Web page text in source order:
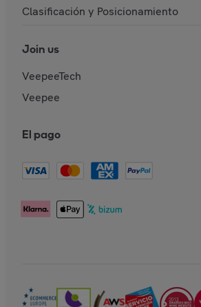
Clasificación y Posicionamiento
Join us
VeepeeTech
Veepee
El pago